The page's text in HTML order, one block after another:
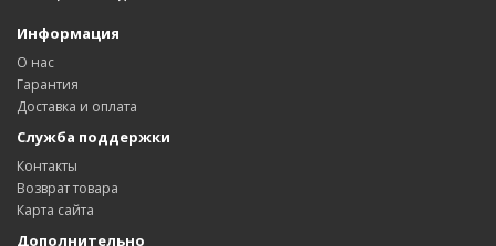
Информация
О нас
Гарантия
Доставка и оплата
Служба поддержки
Контакты
Возврат товара
Карта сайта
Дополнительно